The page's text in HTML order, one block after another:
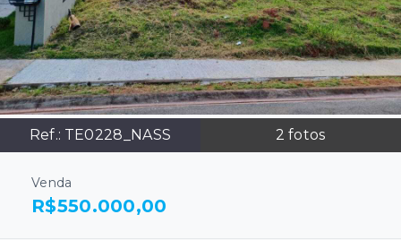
Ref.: TE0228_NASS 2 fotos
Venda
R$550.000,00